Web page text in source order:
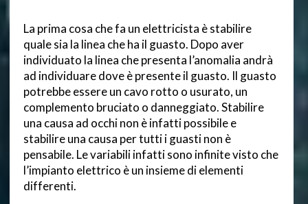
La prima cosa che fa un elettricista è stabilire
quale sia la linea che ha il guasto. Dopo aver
individuato la linea che presenta l’anomalia andrà
ad individuare dove è presente il guasto. Il guasto
potrebbe essere un cavo rotto o usurato, un
complemento bruciato o danneggiato. Stabilire
una causa ad occhi non è infatti possibile e
stabilire una causa per tutti i guasti non è
pensabile. Le variabili infatti sono infinite visto che
l’impianto elettrico è un insieme di elementi
differenti.